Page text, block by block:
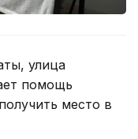
улица
помощь
место в